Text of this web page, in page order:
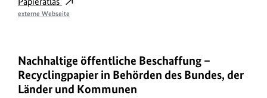
externe Webseite
Nachhaltige öffentliche Beschaffung –
Recyclingpapier in Behörden des Bundes, der
Länder und Kommunen